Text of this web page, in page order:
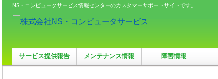
NS・コンピュータサービス情報センターのカスタマーサポートサイトです。
サービス提供報告 メンテナンス情報 障害情報